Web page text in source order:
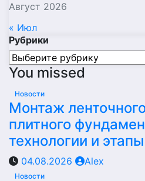
Август 2026
« Июл
Рубрики
Рубрики
You missed
Новости
Монтаж
плитного
технологии и
04.08.2026 Alex
Новости